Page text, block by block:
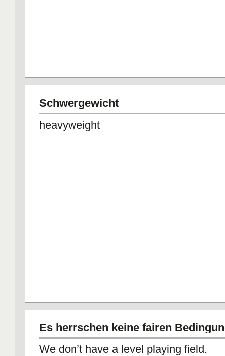
Schwergewicht
heavyweight
Es herrschen keine fairen
We don’t have a level playing field.